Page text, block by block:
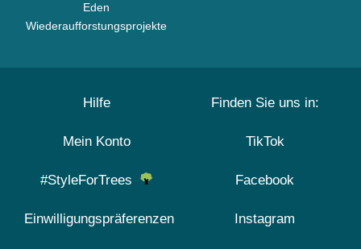
Eden
Wiederaufforstungsprojekte
Hilfe
Mein Konto
#StyleForTrees
Einwilligungspräferenzen
Finden Sie uns in:
TikTok
Facebook
Instagram